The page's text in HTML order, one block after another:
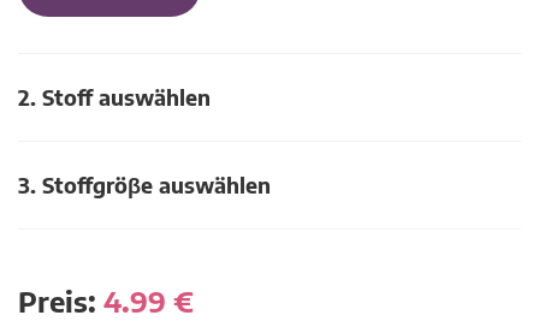
2. Stoff auswählen
3. Stoffgröβe auswählen
Preis: 4.99 €